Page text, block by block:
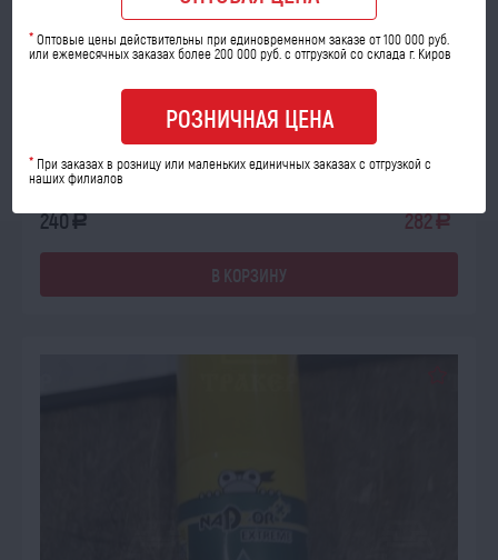
В НАЛИЧИИ
Код товара: 07905
Количество шт:
240a 282a
В КОРЗИНУ
*Оптовые цены действительны при единовременном заказе от 100 000 руб.
или ежемесячных заказах более 200 000 руб. с отгрузкой со склада г. Киров
РОЗНИЧНАЯ ЦЕНА
* При заказах в розницу или маленьких единичных заказах с отгрузкой с
наших филиалов